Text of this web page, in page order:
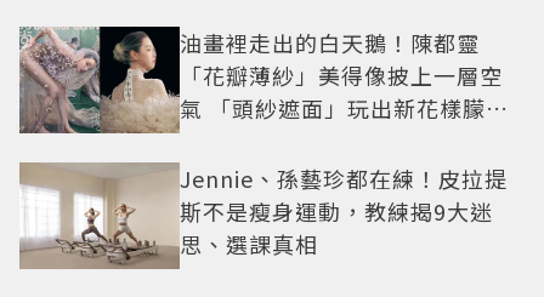
油畫裡走出的白天鵝！陳都靈
「花瓣薄紗」美得像披上一層空
氣 「頭紗遮面」玩出新花樣朦朧
Jennie、孫藝珍都在練！皮拉提
斯不是瘦身運動，教練揭9大迷
思、選課真相